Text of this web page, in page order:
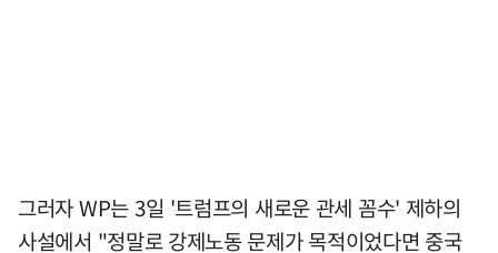
그러자 WP는 3일 '트럼프의 새로운 관세 꼼수' 제하의
사설에서 "정말로 강제노동 문제가 목적이었다면 중국